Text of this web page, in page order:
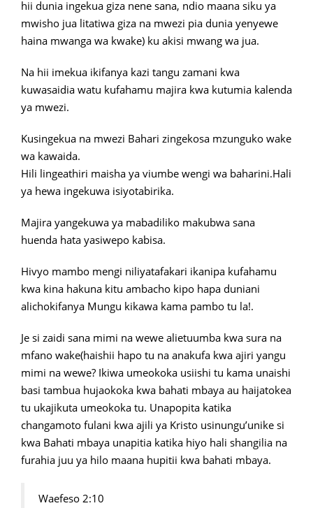
hii dunia ingekua giza nene sana, ndio maana siku ya
mwisho jua litatiwa giza na mwezi pia dunia yenyewe
haina mwanga wa kwake) ku akisi mwang wa jua.
Na hii imekua ikifanya kazi tangu zamani kwa
kuwasaidia watu kufahamu majira kwa kutumia kalenda
ya mwezi.
Kusingekua na mwezi Bahari zingekosa mzunguko wake
wa kawaida.
Hili lingeathiri maisha ya viumbe wengi wa baharini.Hali
ya hewa ingekuwa isiyotabirika.
Majira yangekuwa ya mabadiliko makubwa sana
huenda hata yasiwepo kabisa.
Hivyo mambo mengi niliyatafakari ikanipa kufahamu
kwa kina hakuna kitu ambacho kipo hapa duniani
alichokifanya Mungu kikawa kama pambo tu la!.
Je si zaidi sana mimi na wewe alietuumba kwa sura na
mfano wake(haishii hapo tu na anakufa kwa ajiri yangu
mimi na wewe? Ikiwa umeokoka usiishi tu kama unaishi
basi tambua hujaokoka kwa bahati mbaya au haijatokea
tu ukajikuta umeokoka tu. Unapopita katika
changamoto fulani kwa ajili ya Kristo usinungu’unike si
kwa Bahati mbaya unapitia katika hiyo hali shangilia na
furahia juu ya hilo maana hupitii kwa bahati mbaya.
Waefeso 2:10